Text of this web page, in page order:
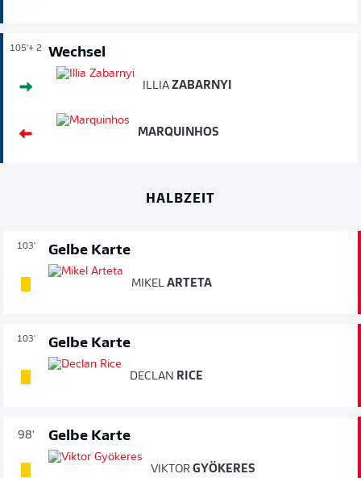
105'+ 2 Wechsel
ILLIA ZABARNYI
MARQUINHOS
HALBZEIT
103' Gelbe Karte
MIKEL ARTETA
103' Gelbe Karte
DECLAN RICE
98' Gelbe Karte
VIKTOR GYÖKERES